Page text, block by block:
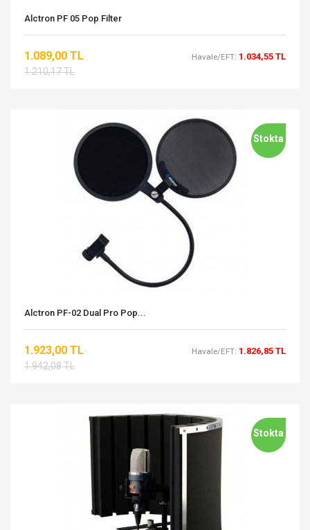
Alctron PF 05 Pop Filter
1.089,00 TL
1.210,17 TL
Havale/EFT: 1.034,55 TL
Stokta
Alctron PF-02 Dual Pro Pop...
1.923,00 TL
1.942,08 TL
Havale/EFT: 1.826,85 TL
Stokta